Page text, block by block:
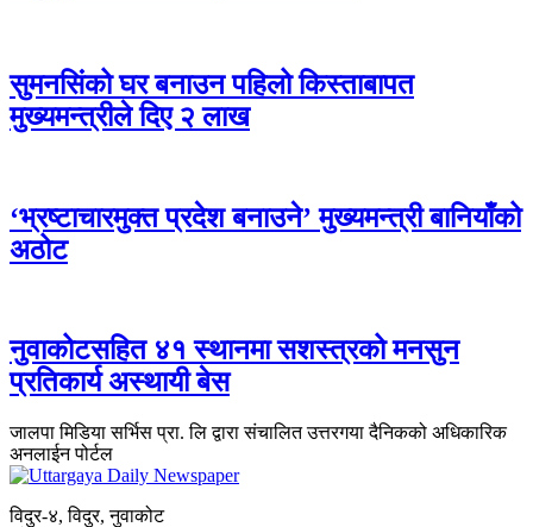
सुमनसिंको घर बनाउन पहिलो किस्ताबापत
मुख्यमन्त्रीले दिए २ लाख
‘भ्रष्टाचारमुक्त प्रदेश बनाउने’ मुख्यमन्त्री बानियाँको
अठोट
नुवाकोटसहित ४१ स्थानमा सशस्त्रको मनसुन
प्रतिकार्य अस्थायी बेस
जालपा मिडिया सर्भिस प्रा. लि द्वारा संचालित उत्तरगया दैनिकको अधिकारिक
अनलाईन पोर्टल
विदुर-४, विदुर, नुवाकोट